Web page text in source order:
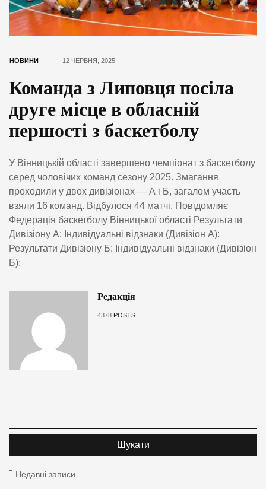
НОВИНИ 12 ЧЕРВНЯ, 2025
Команда з Липовця посіла
друге місце в обласній
першості з баскетболу
У Вінницькій області завершено чемпіонат з баскетболу
серед чоловічих команд сезону 2025. Змагання
проходили у двох дивізіонах — А і Б, загалом участь
взяли 16 команд. Відбулося 44 матчі. Повідомляє
Федерація баскетболу Вінницької області Результати
Дивізіону А: Індивідуальні відзнаки (Дивізіон А):
Результати Дивізіону Б: Індивідуальні відзнаки (Дивізіон
Б):
Редакція
4378 POSTS
Недавні записи